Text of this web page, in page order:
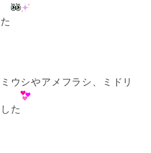
ウシやアメフラシ、ミドリ
た